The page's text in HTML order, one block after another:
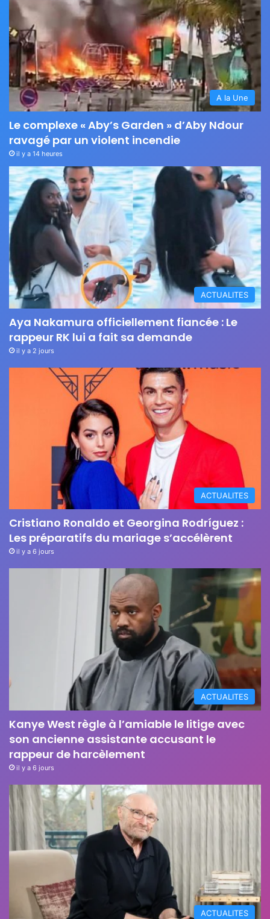
A la Une
Le complexe « Aby’s Garden » d’Aby Ndour
ravagé par un violent incendie
il y a 14 heures
ACTUALITES
Aya Nakamura officiellement fiancée : Le
rappeur RK lui a fait sa demande
il y a 2 jours
ACTUALITES
Cristiano Ronaldo et Georgina Rodríguez :
Les préparatifs du mariage s’accélèrent
il y a 6 jours
ACTUALITES
Kanye West règle à l’amiable le litige avec
son ancienne assistante accusant le
rappeur de harcèlement
il y a 6 jours
ACTUALITES